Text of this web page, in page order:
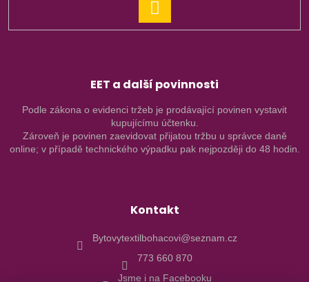
SE
EET a další povinnosti
Podle zákona o evidenci tržeb je prodávající povinen vystavit
kupujícímu účtenku.
Zároveň je povinen zaevidovat přijatou tržbu u správce daně
online; v případě technického výpadku pak nejpozději do 48 hodin.
Kontakt
Bytovytextilbohacovi@seznam.cz
773 660 870
Jsme i na Facebooku